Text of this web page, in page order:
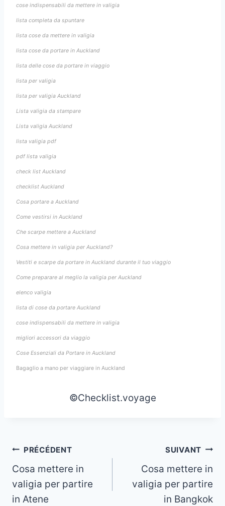
cose indispensabili da mettere in valigia
lista completa da spuntare
lista cose da mettere in valigia
lista cose da portare in Auckland
lista delle cose da portare in viaggio
lista per valigia
lista per valigia Auckland
Lista valigia da stampare
Lista valigia Auckland
lista valigia pdf
pdf lista valigia
check list Auckland
checklist Auckland
Cosa portare a Auckland
Come vestirsi in Auckland
Che scarpe mettere a Auckland
Cosa mettere in valigia per Auckland?
Vestiti e scarpe da portare in Auckland durante il tuo viaggio
Come preparare al meglio la valigia per Auckland
elenco valigia
lista di cose da portare Auckland
cose indispensabili da mettere in valigia
migliori accessori da viaggio
Cose Essenziali da Portare in Auckland
Bagaglio a mano per viaggiare in Auckland
©Checklist.voyage
Navigation
de
l’article
PRÉCÉDENT
Cosa mettere in
valigia per partire
in Atene
SUIVANT
Cosa mettere in
valigia per partire
in Bangkok